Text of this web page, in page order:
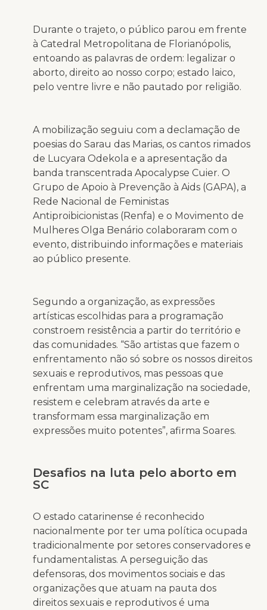
Durante o trajeto, o público parou em frente
à Catedral Metropolitana de Florianópolis,
entoando as palavras de ordem: legalizar o
aborto, direito ao nosso corpo; estado laico,
pelo ventre livre e não pautado por religião.
A mobilização seguiu com a declamação de
poesias do Sarau das Marias, os cantos rimados
de Lucyara Odekola e a apresentação da
banda transcentrada Apocalypse Cuier. O
Grupo de Apoio à Prevenção à Aids (GAPA), a
Rede Nacional de Feministas
Antiproibicionistas (Renfa) e o Movimento de
Mulheres Olga Benário colaboraram com o
evento, distribuindo informações e materiais
ao público presente.
Segundo a organização, as expressões
artísticas escolhidas para a programação
constroem resistência a partir do território e
das comunidades. “São artistas que fazem o
enfrentamento não só sobre os nossos direitos
sexuais e reprodutivos, mas pessoas que
enfrentam uma marginalização na sociedade,
resistem e celebram através da arte e
transformam essa marginalização em
expressões muito potentes”, afirma Soares.
Desafios na luta pelo aborto em
SC
O estado catarinense é reconhecido
nacionalmente por ter uma política ocupada
tradicionalmente por setores conservadores e
fundamentalistas. A perseguição das
defensoras, dos movimentos sociais e das
organizações que atuam na pauta dos
direitos sexuais e reprodutivos é uma